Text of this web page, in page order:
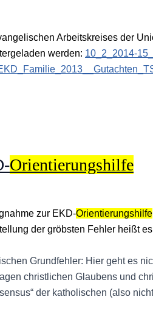
Arbeitskreises der
werden: 10_2_2014-
Orientierungshilfe
zur EKD-Orientierungshilfe
der gröbsten Fehler heißt
Grundfehler: Hier geht es
christlichen Glaubens und
der katholischen (also